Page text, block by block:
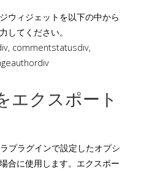
ウィジェットを以下の中から
してください。
commentstatusdiv,
エクスポート
プラグインで設定したオプシ
合に使用します。エクスポー